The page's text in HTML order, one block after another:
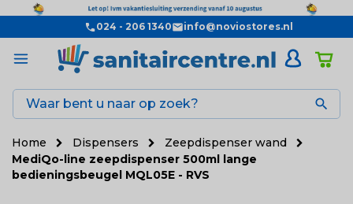
024 - 206 1340 info@noviostores.nl

Home Dispensers
Zeepdispenser wand
MediQo-line zeepdispenser 500ml lange
bedieningsbeugel MQL05E - RVS